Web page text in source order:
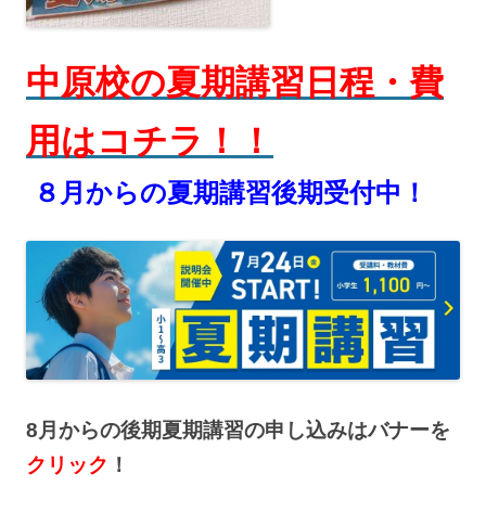
中原校の夏期講習日程・費
用はコチラ！！
８月からの夏期講習後期受付中！
8月からの後期夏期講習の申し込みはバナーを
クリック ！